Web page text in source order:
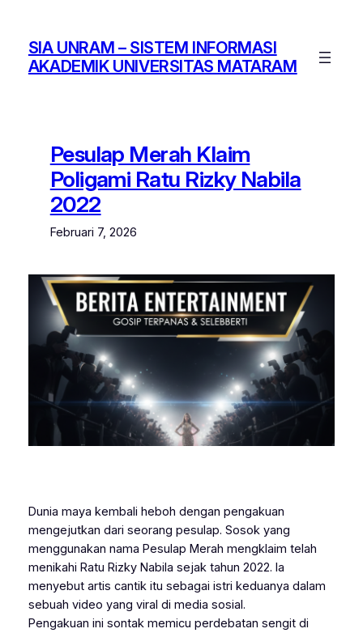
kontenSIA UNRAM – SISTEM INFORMASI
AKADEMIK UNIVERSITAS MATARAM
Pesulap Merah Klaim
Poligami Ratu Rizky Nabila
2022
Februari 7, 2026
Dunia maya kembali heboh dengan pengakuan
mengejutkan dari seorang pesulap. Sosok yang
menggunakan nama Pesulap Merah mengklaim telah
menikahi Ratu Rizky Nabila sejak tahun 2022. Ia
menyebut artis cantik itu sebagai istri keduanya dalam
sebuah video yang viral di media sosial.
Pengakuan ini sontak memicu perdebatan sengit di